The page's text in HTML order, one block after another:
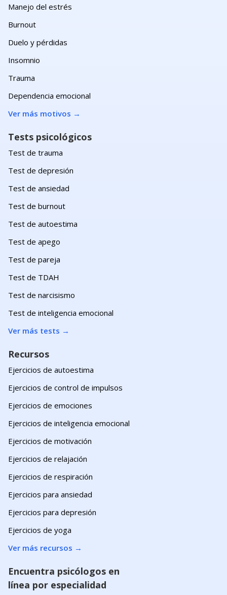
Manejo del estrés
Burnout
Duelo y pérdidas
Insomnio
Trauma
Dependencia emocional
Ver más motivos →
Tests psicológicos
Test de trauma
Test de depresión
Test de ansiedad
Test de burnout
Test de autoestima
Test de apego
Test de pareja
Test de TDAH
Test de narcisismo
Test de inteligencia emocional
Ver más tests →
Recursos
Ejercicios de autoestima
Ejercicios de control de impulsos
Ejercicios de emociones
Ejercicios de inteligencia emocional
Ejercicios de motivación
Ejercicios de relajación
Ejercicios de respiración
Ejercicios para ansiedad
Ejercicios para depresión
Ejercicios de yoga
Ver más recursos →
Encuentra psicólogos en
línea por especialidad